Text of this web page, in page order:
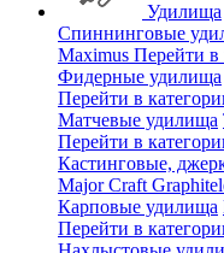
Удилища
Спиннинговые
Maximus Перейти в
Фидерные удилища
Перейти в
Матчевые удилища
Перейти в
Кастинговые,
Major Craft
Карповые удилища
Перейти в